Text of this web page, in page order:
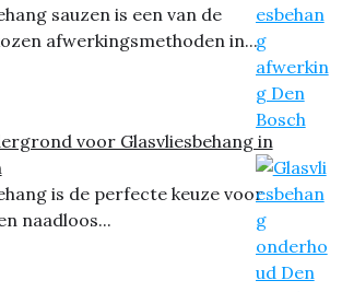
sauzen is een van de
afwerkingsmethoden in...
voor Glasvliesbehang in
is de perfecte keuze voor
naadloos...